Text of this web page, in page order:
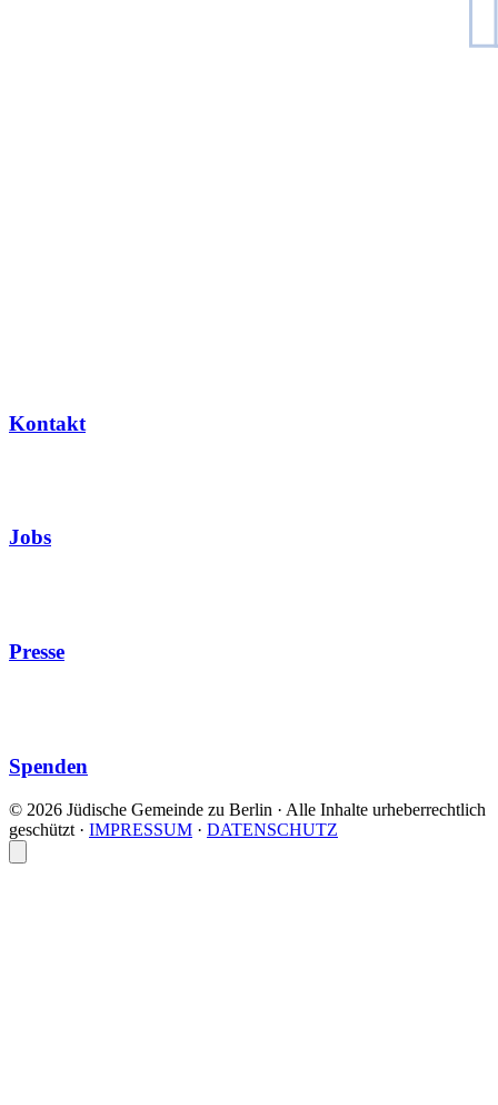
Kontakt
Jobs
Presse
Spenden
© 2026 Jüdische Gemeinde zu Berlin · Alle Inhalte urheberrechtlich
geschützt · IMPRESSUM · DATENSCHUTZ